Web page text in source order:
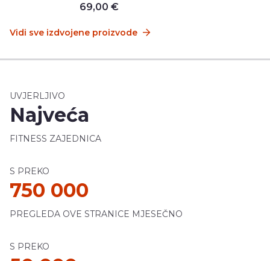
69,00 €
Vidi sve izdvojene proizvode
UVJERLJIVO
Najveća
FITNESS ZAJEDNICA
S PREKO
750 000
PREGLEDA OVE STRANICE MJESEČNO
S PREKO